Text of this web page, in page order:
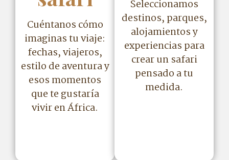
Cuéntanos cómo
imaginas tu viaje:
fechas, viajeros,
estilo de aventura y
esos momentos
que te gustaría
vivir en África.
Seleccionamos
destinos, parques,
alojamientos y
experiencias para
crear un safari
pensado a tu
medida.